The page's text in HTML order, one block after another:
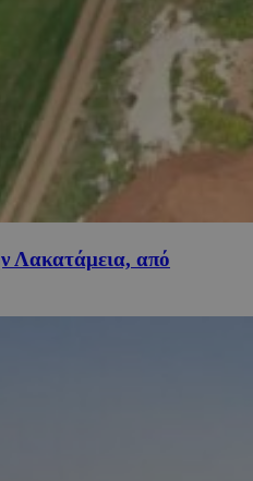
Λακατάμεια, από